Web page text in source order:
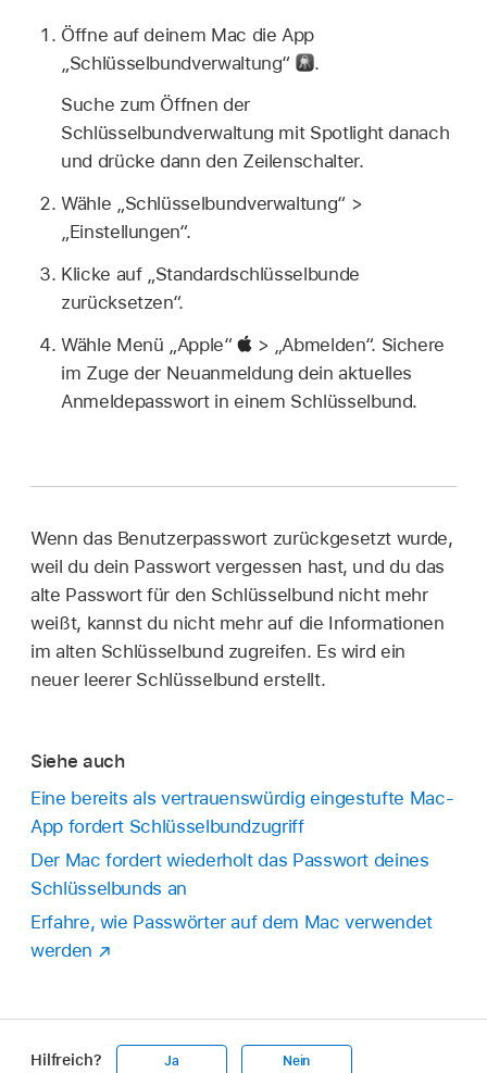
Öffne auf deinem Mac die App
„Schlüsselbundverwaltung“
.
Suche zum Öffnen der
Schlüsselbundverwaltung mit Spotlight danach
und drücke dann den Zeilenschalter.
Wähle „Schlüsselbundverwaltung“ >
„Einstellungen“.
Klicke auf „Standardschlüsselbunde
zurücksetzen“.
Wähle Menü „Apple“
> „Abmelden“. Sichere
im Zuge der Neuanmeldung dein aktuelles
Anmeldepasswort in einem Schlüsselbund.
Wenn das Benutzerpasswort zurückgesetzt wurde,
weil du dein Passwort vergessen hast, und du das
alte Passwort für den Schlüsselbund nicht mehr
weißt, kannst du nicht mehr auf die Informationen
im alten Schlüsselbund zugreifen. Es wird ein
neuer leerer Schlüsselbund erstellt.
Siehe auch
Eine bereits als vertrauenswürdig eingestufte Mac-
App fordert Schlüsselbundzugriff
Der Mac fordert wiederholt das Passwort deines
Schlüsselbunds an
Erfahre, wie Passwörter auf dem Mac verwendet
werden
Hilfreich? Ja Nein